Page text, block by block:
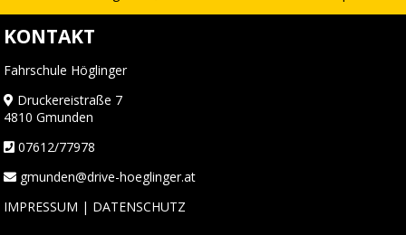
KONTAKT
Fahrschule Höglinger
Druckereistraße 7
4810 Gmunden
07612/77978
gmunden@drive-hoeglinger.at
IMPRESSUM | DATENSCHUTZ